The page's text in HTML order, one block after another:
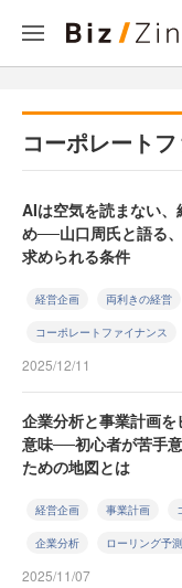
コーポレート
AIは空気を読まない
め──山口周氏と語る
求められる条件
経営企画 両利きの経営
コーポレートファイナンス
2025/12/11
企業分析と事業計画
意味──初心者が苦手
ための地図とは
経営企画 事業計画
企業分析 ローリング予測
2025/11/07